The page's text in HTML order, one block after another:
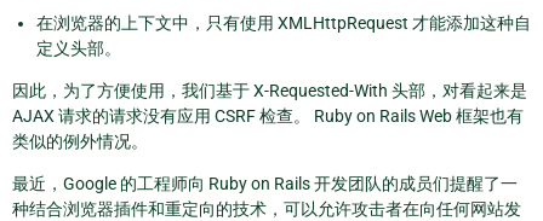
在浏览器的上下文中，只有使用 XMLHttpRequest 才能添加这种自
定义头部。
因此，为了方便使用，我们基于 X-Requested-With 头部，对看起来是
AJAX 请求的请求没有应用 CSRF 检查。 Ruby on Rails Web 框架也有
类似的例外情况。
最近，Google 的工程师向 Ruby on Rails 开发团队的成员们提醒了一
种结合浏览器插件和重定向的技术，可以允许攻击者在向任何网站发